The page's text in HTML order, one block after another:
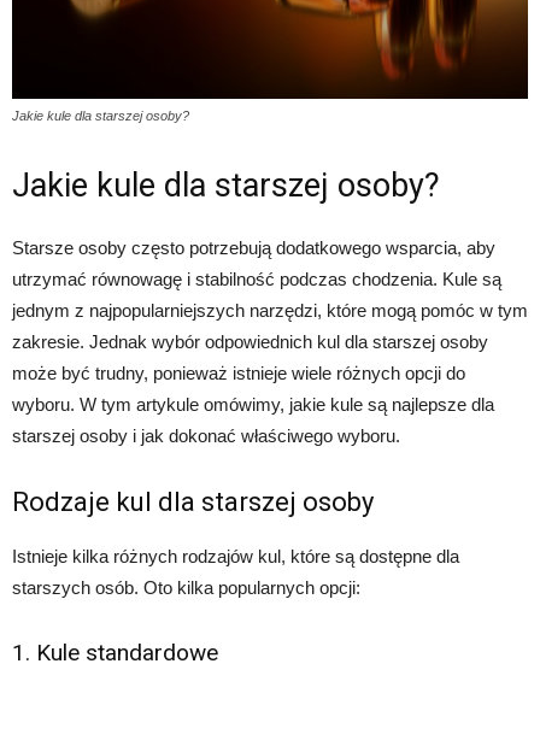
Jakie kule dla starszej osoby?
Jakie kule dla starszej osoby?
Starsze osoby często potrzebują dodatkowego wsparcia, aby
utrzymać równowagę i stabilność podczas chodzenia. Kule są
jednym z najpopularniejszych narzędzi, które mogą pomóc w tym
zakresie. Jednak wybór odpowiednich kul dla starszej osoby
może być trudny, ponieważ istnieje wiele różnych opcji do
wyboru. W tym artykule omówimy, jakie kule są najlepsze dla
starszej osoby i jak dokonać właściwego wyboru.
Rodzaje kul dla starszej osoby
Istnieje kilka różnych rodzajów kul, które są dostępne dla
starszych osób. Oto kilka popularnych opcji:
1. Kule standardowe